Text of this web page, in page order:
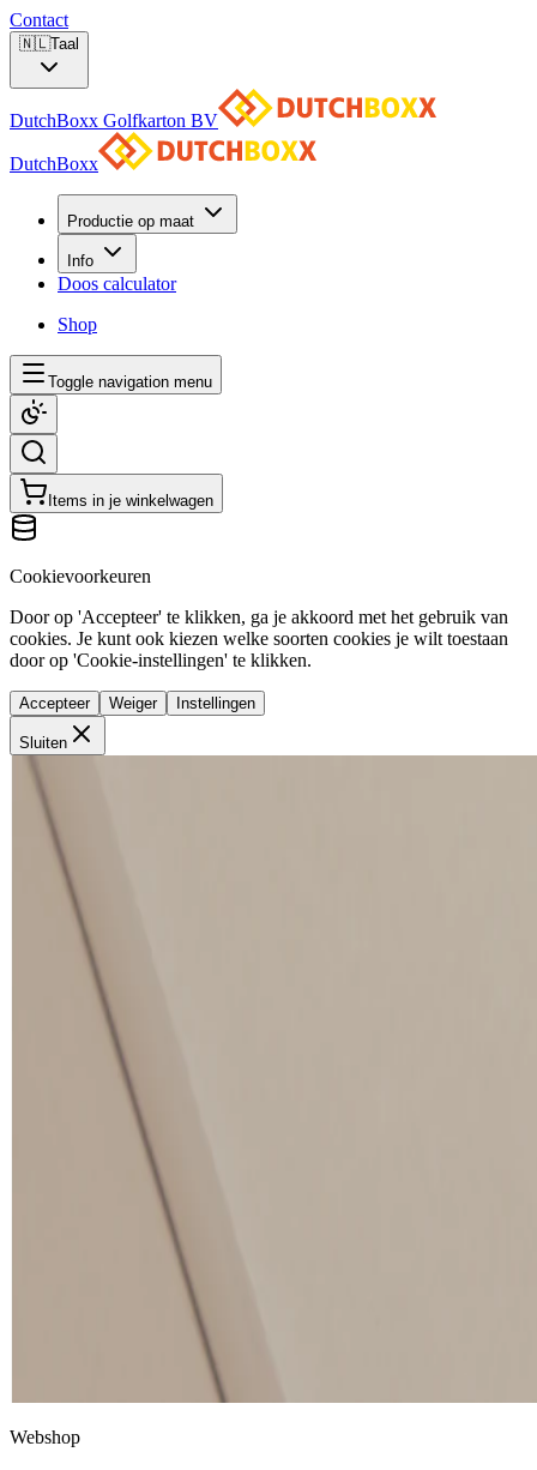
Contact
🇳🇱Taal
DutchBoxx Golfkarton BV
DutchBoxx
Productie op maat
Info
Doos calculator
Shop
Toggle navigation menu
Items in je winkelwagen
Cookievoorkeuren
Door op 'Accepteer' te klikken, ga je akkoord met het gebruik van
cookies. Je kunt ook kiezen welke soorten cookies je wilt toestaan
door op 'Cookie-instellingen' te klikken.
Accepteer Weiger Instellingen
Sluiten
Webshop